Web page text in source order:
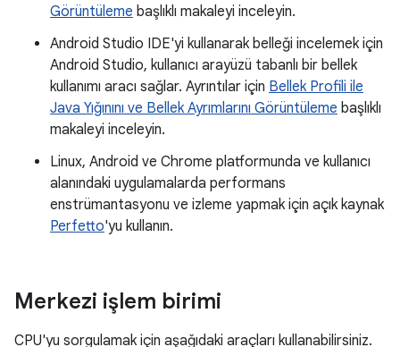
Görüntüleme başlıklı makaleyi inceleyin.
Android Studio IDE'yi kullanarak belleği incelemek için
Android Studio, kullanıcı arayüzü tabanlı bir bellek
kullanımı aracı sağlar. Ayrıntılar için Bellek Profili ile
Java Yığınını ve Bellek Ayrımlarını Görüntüleme başlıklı
makaleyi inceleyin.
Linux, Android ve Chrome platformunda ve kullanıcı
alanındaki uygulamalarda performans
enstrümantasyonu ve izleme yapmak için açık kaynak
Perfetto'yu kullanın.
Merkezi işlem birimi
CPU'yu sorgulamak için aşağıdaki araçları kullanabilirsiniz.